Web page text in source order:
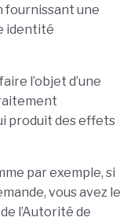
fournissant une
identité
l’objet d’une
produit des effets
par exemple, si
vous avez le
l’Autorité de